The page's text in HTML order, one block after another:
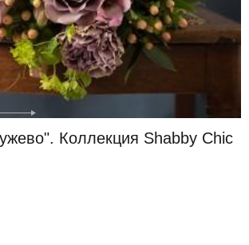
Коллекция Shabby Chic